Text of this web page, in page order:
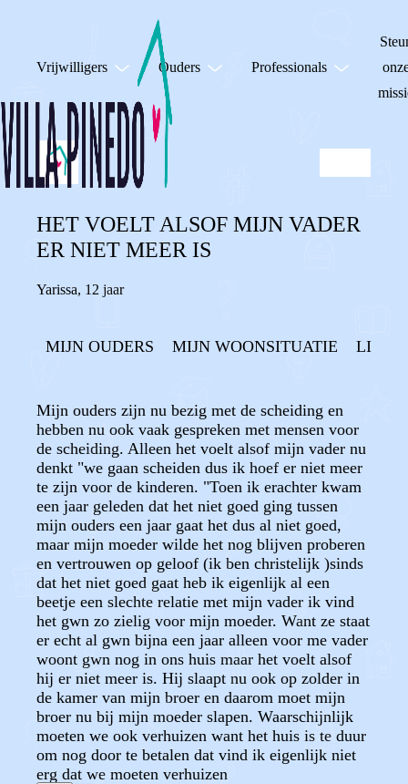
Vrijwilligers Ouders Professionals
HET VOELT ALSOF MIJN VADER
ER NIET MEER IS
Yarissa, 12 jaar
MIJN OUDERS MIJN WOONSITUATIE
Mijn ouders zijn nu bezig met de scheiding en
hebben nu ook vaak gespreken met mensen voor
de scheiding. Alleen het voelt alsof mijn vader nu
denkt "we gaan scheiden dus ik hoef er niet meer
te zijn voor de kinderen. "Toen ik erachter kwam
een jaar geleden dat het niet goed ging tussen
mijn ouders een jaar gaat het dus al niet goed,
maar mijn moeder wilde het nog blijven proberen
en vertrouwen op geloof (ik ben christelijk )sinds
dat het niet goed gaat heb ik eigenlijk al een
beetje een slechte relatie met mijn vader ik vind
het gwn zo zielig voor mijn moeder. Want ze staat
er echt al gwn bijna een jaar alleen voor me vader
woont gwn nog in ons huis maar het voelt alsof
hij er niet meer is. Hij slaapt nu ook op zolder in
de kamer van mijn broer en daarom moet mijn
broer nu bij mijn moeder slapen. Waarschijnlijk
moeten we ook verhuizen want het huis is te duur
om nog door te betalen dat vind ik eigenlijk niet
erg dat we moeten verhuizen